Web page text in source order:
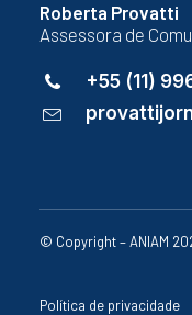
Roberta Provatti
Assessora de
+55 (11)
© Copyright – ANIAM
Política de privacidade